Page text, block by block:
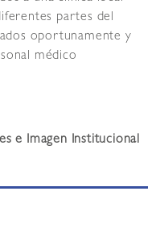
partes del
oportunamente y
médico
e Imagen Institucional